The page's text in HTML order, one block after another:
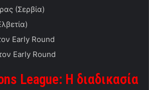
(Σερβία)
Early Round
Early Round
League: Η διαδικασία